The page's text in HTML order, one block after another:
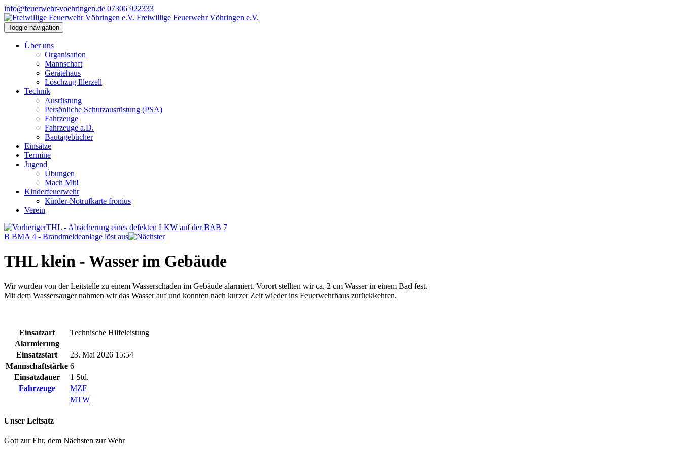
info@feuerwehr-voehringen.de 07306 922333
Freiwillige Feuerwehr Vöhringen e.V.
Toggle navigation
Über uns
Organisation
Mannschaft
Gerätehaus
Löschzug Illerzell
Technik
Ausrüstung
Persönliche Schutzausrüstung (PSA)
Fahrzeuge
Fahrzeuge a.D.
Bautagebücher
Einsätze
Termine
Jugend
Übungen
Mach Mit!
Kinderfeuerwehr
Kinder-Notrufkarte fronius
Verein
THL - Absicherung eines defekten LKW auf der BAB 7
B BMA 4 - Brandmeldeanlage löst aus
THL klein - Wasser im Gebäude
Wir wurden von der Leitstelle zu einem Wasserschaden im Gebäude alarmiert. Vorort stellten wir ca. 2 cm Wasser in einem Bad fest.
Mit dem Wassersauger nahmen wir das Wasser auf und konnten nach kurzer Zeit wieder ins Feuerwehrhaus zurückkehren.
Einsatzart
Technische Hilfeleistung
Alarmierung
Einsatzstart
23. Mai 2026 15:54
Mannschaftstärke 6
Einsatzdauer
1 Std.
Fahrzeuge
MZF
MTW
Unser Leitsatz
Gott zur Ehr, dem Nächsten zur Wehr